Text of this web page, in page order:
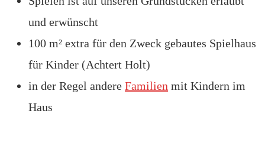
und erwünscht
100 m² extra für den Zweck gebautes Spielhaus
für Kinder (Achtert Holt)
in der Regel andere Familien mit Kindern im
Haus